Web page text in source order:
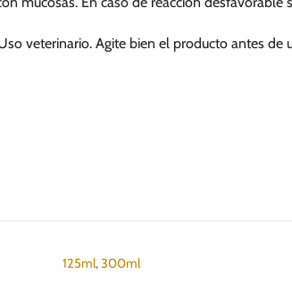
de
veterinario. Agite bien el producto antes de
125ml,300ml